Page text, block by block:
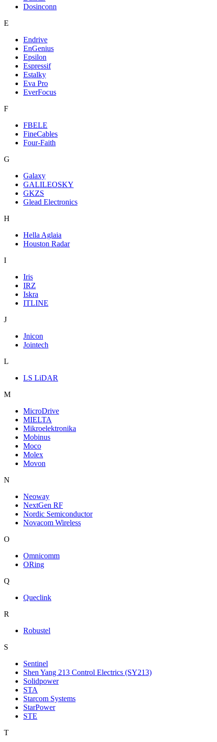
Dosinconn
E
Endrive
EnGenius
Epsilon
Espressif
Estalky
Eva Pro
EverFocus
F
FBELE
FineCables
Four-Faith
G
Galaxy
GALILEOSKY
GKZS
Glead Electronics
H
Hella Aglaia
Houston Radar
I
Iris
IRZ
Iskra
ITLINE
J
Jnicon
Jointech
L
LS LiDAR
M
MicroDrive
MIELTA
Mikroelektronika
Mobinus
Moco
Molex
Movon
N
Neoway
NextGen RF
Nordic Semiconductor
Novacom Wireless
O
Omnicomm
ORing
Q
Queclink
R
Robustel
S
Sentinel
Shen Yang 213 Control Electrics (SY213)
Solidpower
STA
Starcom Systems
StarPower
STE
T